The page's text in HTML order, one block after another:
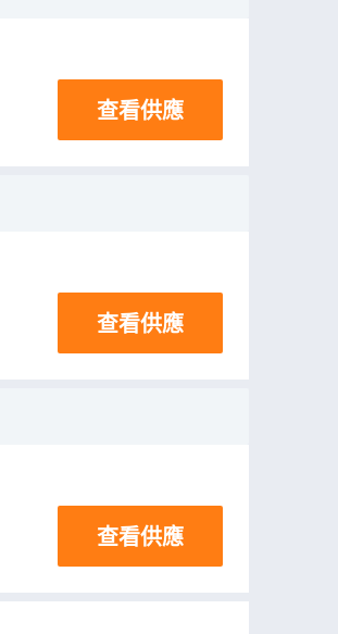
查看供應
查看供應
查看供應